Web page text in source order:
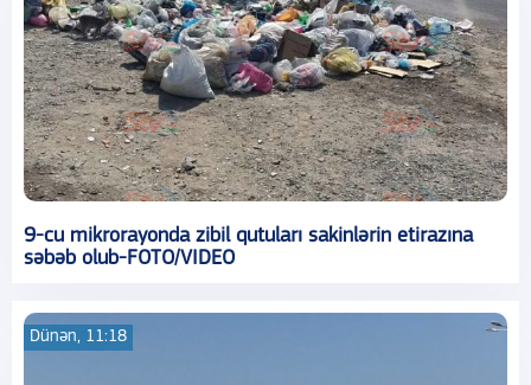
9-cu mikrorayonda zibil qutuları sakinlərin etirazına
səbəb olub-FOTO/VIDEO
Dünən, 11:18